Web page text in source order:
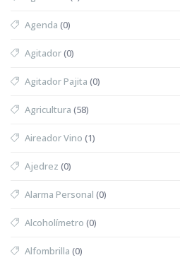
Agenda (0)
Agitador(0)
Agitador Pajita (0)
Agricultura (58)
Aireador Vino (1)
Ajedrez (0)
Alarma Personal (0)
Alcoholímetro (0)
Alfombrilla (0)